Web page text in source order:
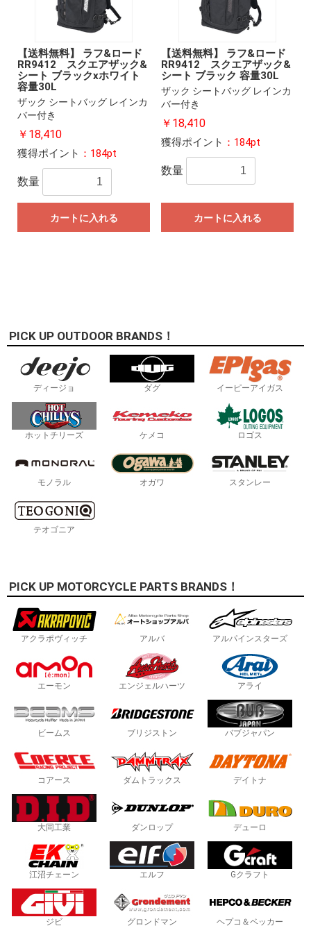
【送料無料】 ラフ&ロード
RR9412 スクエアザック&
シート ブラックxホワイト
容量30L
ザック シートバッグ レインカ
バー付き
￥18,410
獲得ポイント ：184pt
数量
カートに入れる
【送料無料】 ラフ&ロード
RR9412 スクエアザック&
シート ブラック 容量30L
ザック シートバッグ レインカ
バー付き
￥18,410
獲得ポイント ：184pt
数量
カートに入れる
PICK UP OUTDOOR BRANDS！
ディージョ ダグ イーピーアイガス
ホットチリーズ ケメコ ロゴス
モノラル オガワ スタンレー
テオゴニア
PICK UP MOTORCYCLE PARTS BRANDS！
アクラポヴィッチ アルバ アルパインスターズ
エーモン エンジェルハーツ アライ
ビームス ブリジストン バブジャパン
コアース ダムトラックス デイトナ
大同工業 ダンロップ デューロ
江沼チェーン エルフ Gクラフト
ジビ グロンドマン ヘプコ＆ベッカー